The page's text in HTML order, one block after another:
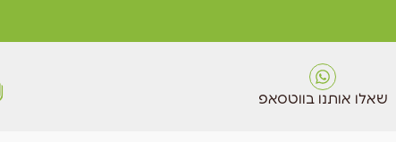
שאלו אותנו בווטסאפ